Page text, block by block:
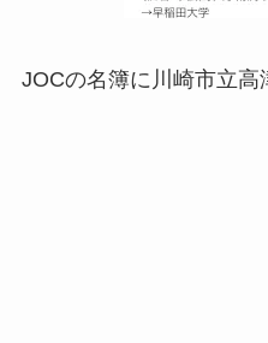
JOCの名簿に川崎市立高